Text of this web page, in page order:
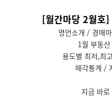
[월간마당 2월호]
명언소개 / 경매
1월 부동
용도별 최저,최
매각통계 /
지금 바